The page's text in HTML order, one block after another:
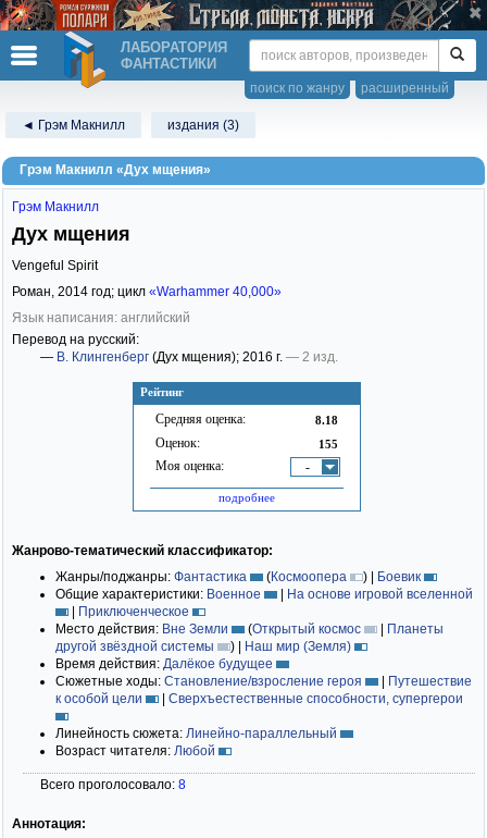
ЛАБОРАТОРИЯ
ФАНТАСТИКИ
расширенный
поиск по жанру
◄ Грэм Макнилл издания (3)
Грэм Макнилл «Дух мщения»
Рейтинг
Средняя оценка: 8.18
Оценок: 155
Моя оценка: -
подробнее
Грэм Макнилл
Дух мщения
Vengeful Spirit
Роман, 2014 год; цикл «Warhammer 40,000»
Язык написания: английский
Перевод на русский:
— В. Клингенберг (Дух мщения); 2016 г. — 2 изд.
Жанрово-тематический классификатор:
Жанры/поджанры: Фантастика (Космоопера ) | Боевик
Общие характеристики: Военное | На основе игровой вселенной
| Приключенческое
Место действия: Вне Земли (Открытый космос | Планеты
другой звёздной системы
) | Наш мир (Земля)
Время действия: Далёкое будущее
Сюжетные ходы: Становление/взросление героя | Путешествие
к особой цели
| Сверхъестественные способности, супергерои
Линейность сюжета: Линейно-параллельный
Возраст читателя: Любой
Всего проголосовало: 8
Аннотация: